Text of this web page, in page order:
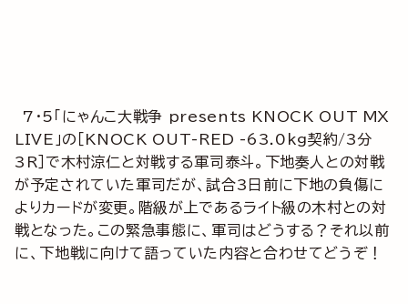
7・5「にゃんこ大戦争 presents KNOCK OUT MX
LIVE」の［KNOCK OUT-RED -63.0kg契約/3分
3R］で木村涼仁と対戦する軍司泰斗。下地奏人との対戦
が予定されていた軍司だが、試合3日前に下地の負傷に
よりカードが変更。階級が上であるライト級の木村との対
戦となった。この緊急事態に、軍司はどうする？それ以前
に、下地戦に向けて語っていた内容と合わせてどうぞ！